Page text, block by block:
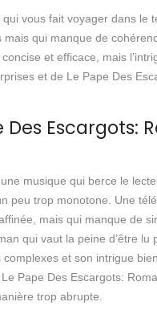
qui vous fait voyager dans le
mais qui manque de
concise et efficace, mais
et de Le Pape Des
Des Escargots:
musique qui berce le
peu trop monotone. Une
mais qui manque de
qui vaut la peine d’être lu
et son intrigue
Le Pape Des Escargots:
trop abrupte.